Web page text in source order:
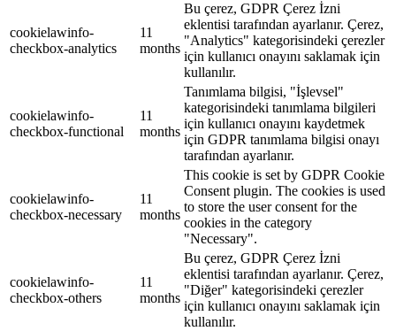
cookielawinfo-
checkbox-analytics
11
months
Bu çerez, GDPR Çerez İzni
eklentisi tarafından ayarlanır. Çerez,
"Analytics" kategorisindeki çerezler
için kullanıcı onayını saklamak için
kullanılır.
cookielawinfo-
checkbox-functional
11
months
Tanımlama bilgisi, "İşlevsel"
kategorisindeki tanımlama bilgileri
için kullanıcı onayını kaydetmek
için GDPR tanımlama bilgisi onayı
tarafından ayarlanır.
cookielawinfo-
checkbox-necessary
11
months
This cookie is set by GDPR Cookie
Consent plugin. The cookies is used
to store the user consent for the
cookies in the category
"Necessary".
cookielawinfo-
checkbox-others
11
months
Bu çerez, GDPR Çerez İzni
eklentisi tarafından ayarlanır. Çerez,
"Diğer" kategorisindeki çerezler
için kullanıcı onayını saklamak için
kullanılır.